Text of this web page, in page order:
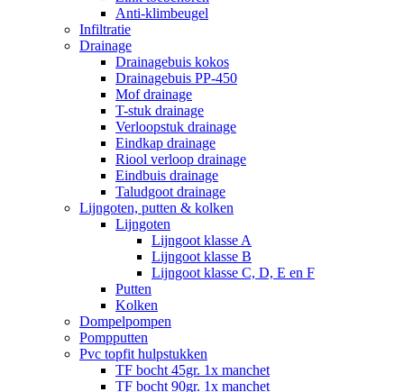
Anti-klimbeugel
Infiltratie
Drainage
Drainagebuis kokos
Drainagebuis PP-450
Mof drainage
T-stuk drainage
Verloopstuk drainage
Eindkap drainage
Riool verloop drainage
Eindbuis drainage
Taludgoot drainage
Lijngoten, putten & kolken
Lijngoten
Lijngoot klasse A
Lijngoot klasse B
Lijngoot klasse C, D, E en F
Putten
Kolken
Dompelpompen
Pompputten
Pvc topfit hulpstukken
TF bocht 45gr. 1x manchet
TF bocht 90gr. 1x manchet